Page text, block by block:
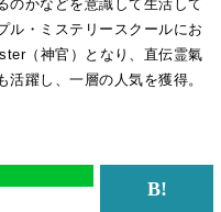
のかなどを意識して生活して
ル・ミステリースクールにお
（神官）となり、直伝霊氣
躍し、一層の人気を獲得。